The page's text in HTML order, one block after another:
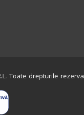
Toate drepturile